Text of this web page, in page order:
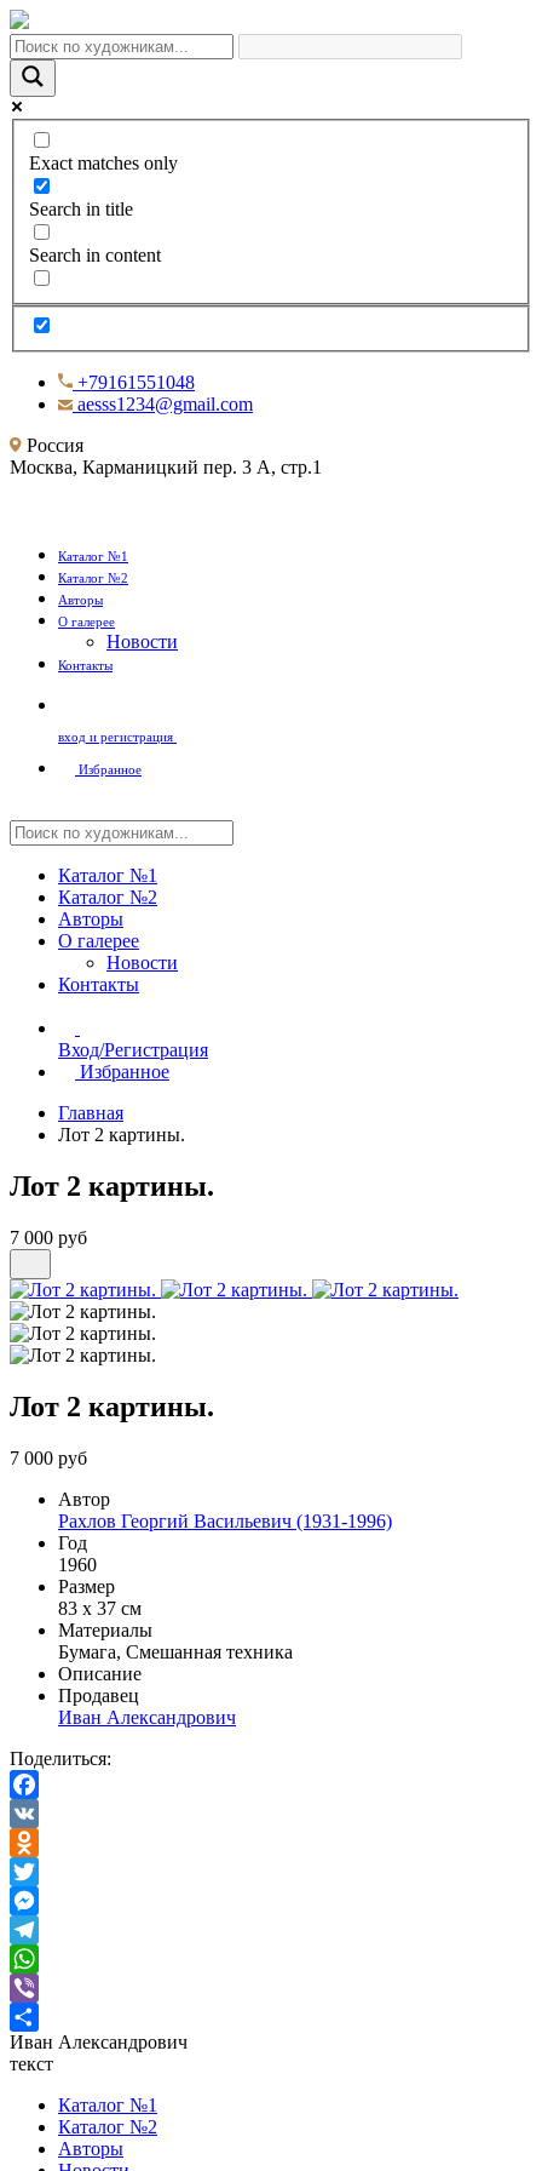
Exact matches only
Search in title
Search in content
+79161551048
aesss1234@gmail.com
Россия
Москва, Карманицкий пер. 3 А, стр.1
Каталог №1
Каталог №2
Авторы
О галерее
Новости
Контакты
вход и регистрация
Избранное
Каталог №1
Каталог №2
Авторы
О галерее
Новости
Контакты
Вход/Регистрация
Избранное
Главная
Лот 2 картины.
Лот 2 картины.
7 000 руб
Лот 2 картины.
7 000 руб
Автор
Рахлов Георгий Васильевич (1931-1996)
Год
1960
Размер
83 х 37 см
Материалы
Бумага, Смешанная техника
Описание
Продавец
Иван Александрович
Поделиться:
Facebook
VK
Odnoklassniki
Twitter
Messenger
Telegram
WhatsApp
Viber
Отправить
Иван Александрович
текст
Каталог №1
Каталог №2
Авторы